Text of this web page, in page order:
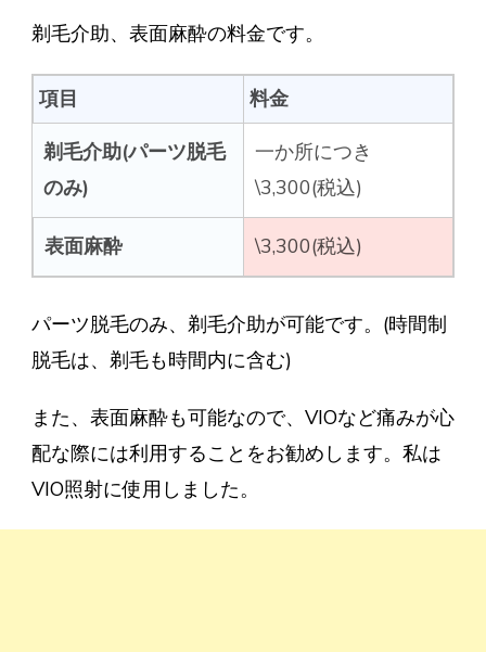
剃毛介助、表面麻酔の料金です。
項目 料金
剃毛介助(パーツ脱毛
のみ)
一か所につき
\3,300(税込)
表面麻酔 \3,300(税込)
パーツ脱毛のみ、剃毛介助が可能です。(時間制
脱毛は、剃毛も時間内に含む)
また、表面麻酔も可能なので、VIOなど痛みが心
配な際には利用することをお勧めします。私は
VIO照射に使用しました。